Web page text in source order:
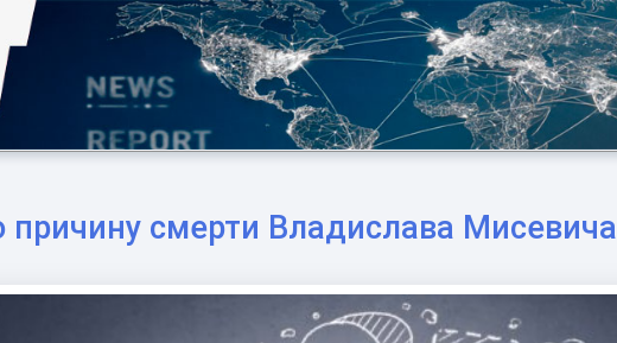
смерти Владислава Мисевича